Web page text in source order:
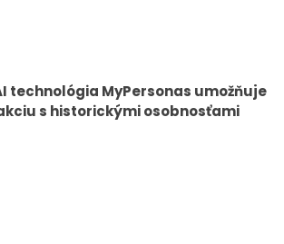
technológia MyPersonas umožňuje
s historickými osobnosťami